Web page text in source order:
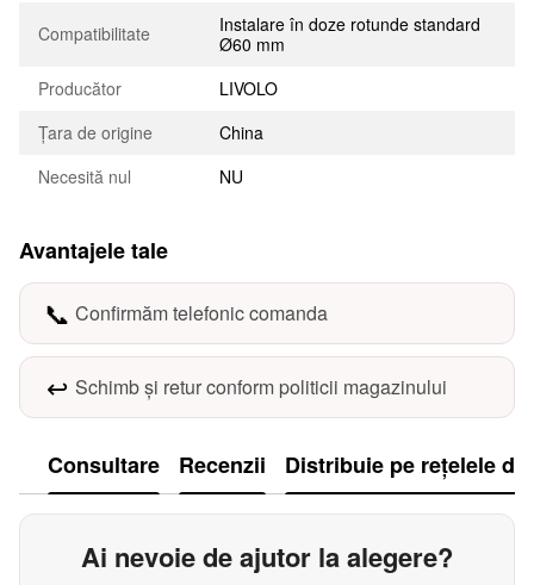
Compatibilitate
Instalare în doze rotunde standard
Ø60 mm
Producător
LIVOLO
Țara de origine
China
Necesită nul
NU
Avantajele tale
📞 Confirmăm telefonic comanda
↩️ Schimb și retur conform politicii magazinului
Consultare Recenzii Distribuie pe rețelele
Ai nevoie de ajutor la alegere?